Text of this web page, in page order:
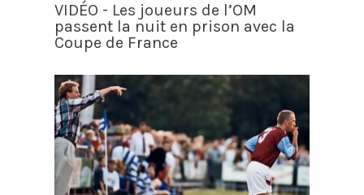
VIDÉO - Les joueurs de l’OM
passent la nuit en prison avec la
Coupe de France